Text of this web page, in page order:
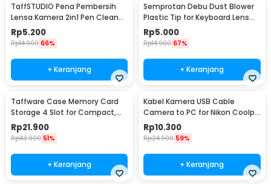
TaffSTUDIO Pena Pembersih
Lensa Kamera 2in1 Pen Cleaner
for Camera - LP-1
Rp5.200
Rp14.900 66%
+ Keranjang
Semprotan Debu Dust Blower
Plastic Tip for Keyboard Lens
Camera Watch - 1154
Rp5.000
Rp14.900 67%
+ Keranjang
Taffware Case Memory Card
Storage 4 Slot for Compact,
SD, and Micro SD - WC0572
Rp21.900
Rp43.900 51%
+ Keranjang
Kabel Kamera USB Cable
Camera to PC for Nikon Coolpix
1.5 M - UC-E6
Rp10.300
Rp24.900 59%
+ Keranjang